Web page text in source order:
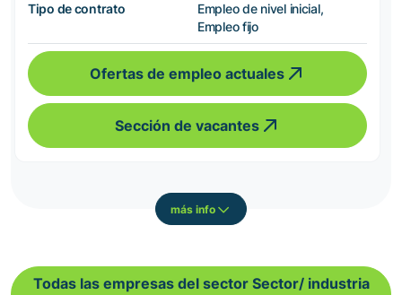
Tipo de contrato
Empleo de nivel inicial,
Empleo fijo
Ofertas de empleo actuales
Sección de vacantes
más info
Todas las empresas del sector Sector/ industria